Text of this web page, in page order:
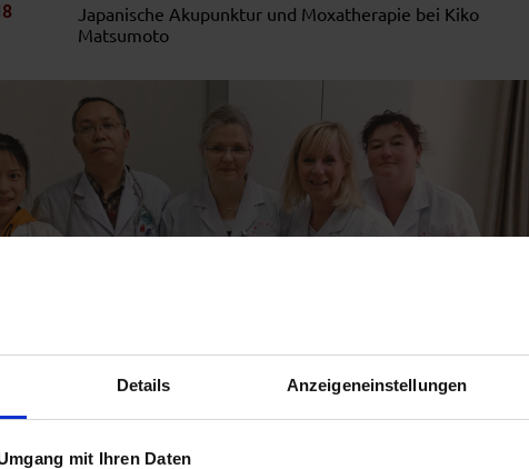
Details Anzeigeneinstellungen
mit Ihren Daten
Japanische Akupunktur und Moxatherapie bei Kiko
Matsumoto
TCM, Chengdu, China